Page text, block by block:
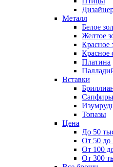
Металл
Белое
Желтое
Красное
Красное
Платина
Вставки
Сапфиры
Топазы
Цена
До 50
От 50 до
От 100
От 300